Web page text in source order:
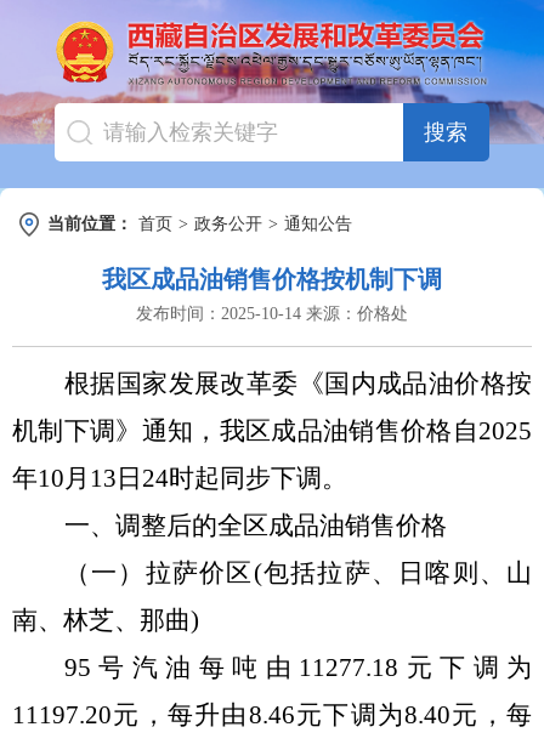
搜索
当前位置： 首页 > 政务公开 > 通知公告
我区成品油销售价格按机制下调
发布时间： 2025-10-14 来源： 价格处
根据国家发展改革委《国内成品油价格按
机制 下调》 通知 ，我区成品油销售价格自2025
年10月 13 日 24时起同步下调 。
一、调整后的全区成品油销售价格
（一）拉萨价区(包括拉萨、日喀则、山
南、林芝、那曲)
95号汽油每吨由 11277.18 元下调 为
11197.20元，每升由8.46元下调 为8.40元，每